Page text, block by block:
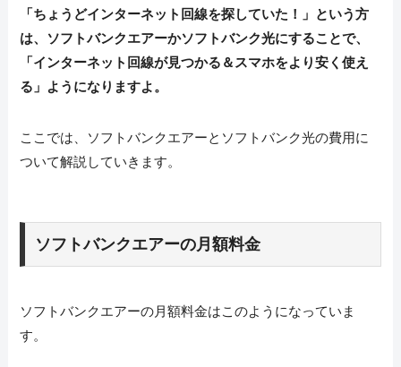
「ちょうどインターネット回線を探していた！」という方
は、ソフトバンクエアーかソフトバンク光にすることで、
「インターネット回線が見つかる＆スマホをより安く使え
る」ようになりますよ。
ここでは、ソフトバンクエアーとソフトバンク光の費用に
ついて解説していきます。
ソフトバンクエアーの月額料金
ソフトバンクエアーの月額料金はこのようになっていま
す。